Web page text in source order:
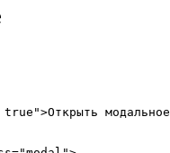
true">Открыть